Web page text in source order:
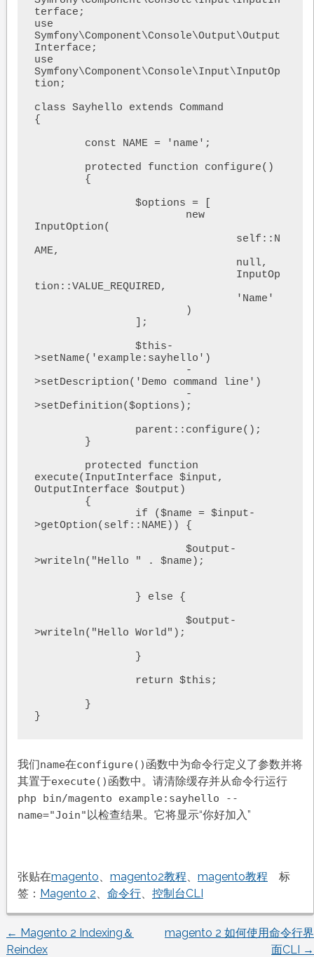
terface;
use
Symfony\Component\Console\Output\Output
Interface;
use
Symfony\Component\Console\Input\InputOp
tion;
class Sayhello extends Command
{
InputOption(
AME,
tion::VALUE_REQUIRED,
>setName('example:sayhello')
>setDescription('Demo command line')
>setDefinition($options);
execute(InputInterface $input,
OutputInterface $output)
>getOption(self::NAME)) {
>writeln("Hello " . $name);
>writeln("Hello World");
}
我们name在configure() 函数中为命令行定义了参数并将
其置于execute() 函数中。请清除缓存并从命令行运行
php bin/magento example:sayhello --
name="Join"以检查结果。它将显示“你好加入”
张贴在magento、 magento2教程、 magento教程
标
签： Magento 2、 命令行、 控制台CLI
文
← Magento 2 Indexing＆
Reindex
magento 2 如何使用命令行界
面CLI →